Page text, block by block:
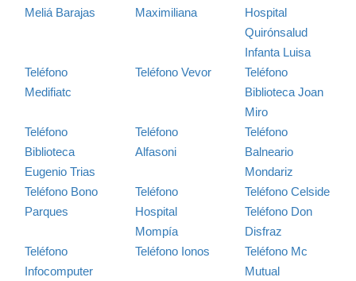
Meliá Barajas
Maximiliana
Hospital
Quirónsalud
Infanta Luisa
Teléfono
Medifiatc
Teléfono Vevor
Teléfono
Biblioteca Joan
Miro
Teléfono
Biblioteca
Eugenio Trias
Teléfono
Alfasoni
Teléfono
Balneario
Mondariz
Teléfono Bono
Parques
Teléfono
Hospital
Mompía
Teléfono Celside
Teléfono Don
Disfraz
Teléfono
Infocomputer
Teléfono Ionos
Teléfono Mc
Mutual